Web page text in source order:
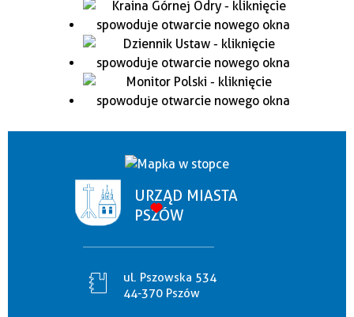
URZĄD MIASTA
PSZÓW
ul. Pszowska 534
44-370 Pszów